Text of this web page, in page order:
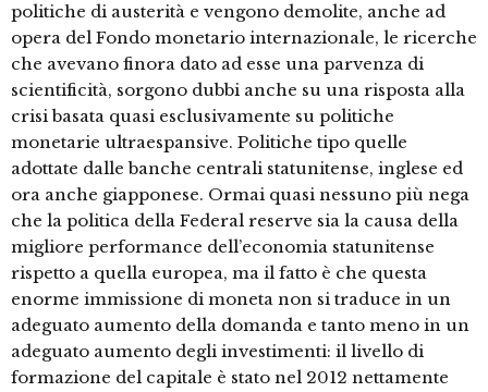
politiche di austerità e vengono demolite, anche ad
opera del Fondo monetario internazionale, le ricerche
che avevano finora dato ad esse una parvenza di
scientificità, sorgono dubbi anche su una risposta alla
crisi basata quasi esclusivamente su politiche
monetarie ultraespansive. Politiche tipo quelle
adottate dalle banche centrali statunitense, inglese ed
ora anche giapponese. Ormai quasi nessuno più nega
che la politica della Federal reserve sia la causa della
migliore performance dell’economia statunitense
rispetto a quella europea, ma il fatto è che questa
enorme immissione di moneta non si traduce in un
adeguato aumento della domanda e tanto meno in un
adeguato aumento degli investimenti: il livello di
formazione del capitale è stato nel 2012 nettamente